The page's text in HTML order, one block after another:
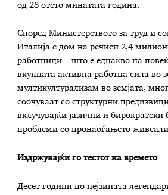
од 28 отсто минатата година.
Според Министерството за труд и
Италија е дом на речиси 2,4
работници – што е еднакво на
вкупната активна работна сила во
мултикултурализам во земјата,
соочуваат со структурни
вклучувајќи јазични и
проблеми со пронаоѓањето
Издржувајќи го тестот на времето
Десет години по нејзината